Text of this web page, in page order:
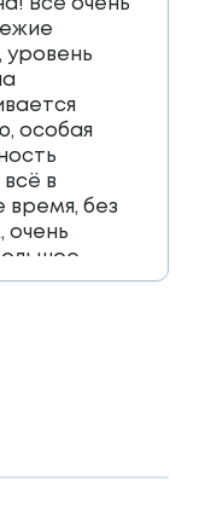
Всё очень
уровень
особая
в
время, без
очень